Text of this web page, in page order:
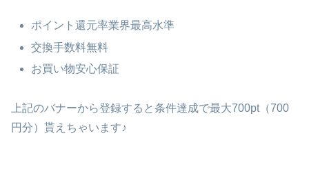
ポイント還元率業界最高水準
交換手数料無料
お買い物安心保証
上記のバナーから登録すると条件達成で最大700pt（700
円分）貰えちゃいます♪